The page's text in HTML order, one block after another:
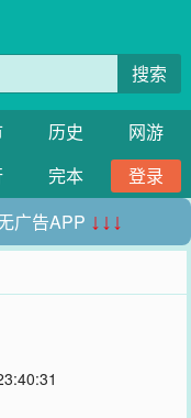
搜索
历史
网游
完本
登录
广告APP ↓↓↓